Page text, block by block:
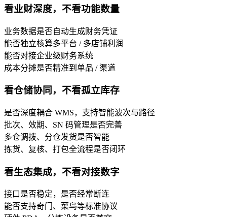
看业财深度，不看功能数量
业务数据是否自动生成财务凭证
能否独立核算多平台 / 多店铺利润
能否对接企业级财务系统
成本分摊是否精准到单品 / 渠道
看仓储协同，不看孤立库存
是否深度耦合 WMS，支持智能波次与路径
批次、效期、SN 码管理是否完善
多仓调拨、分仓发货是否智能
拣货、复核、打包全流程是否闭环
看生态集成，不看对接数字
接口是否稳定，是否经常断连
能否支持奇门、菜鸟等标准协议